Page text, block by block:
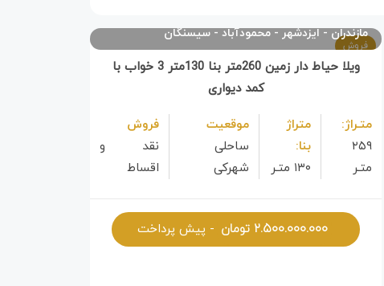
فروش
مازندران ایزدشهر محمودآباد سیسنگان
ویلا حیاط دار زمین 260متر بنا 130متر 3 خواب با
کمد دیواری
متـراژ:
۲۵۹
متـر
متراژ
بنا:
۱۳۰ متـر
موقعیت
ساحلی
شهرکی
فروش
نقد و
اقساط
۲.۵۰۰.۰۰۰.۰۰۰ تومان - پیش پرداخت